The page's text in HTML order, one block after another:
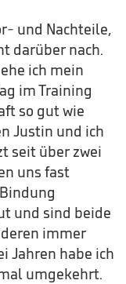
und Nachteile,
darüber nach.
ich mein
im Training
so gut wie
Justin und ich
seit über zwei
uns fast
und sind beide
immer
Jahren habe ich
umgekehrt.